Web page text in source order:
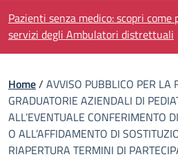
Pazienti senza medico: scopri come
servizi degli Ambulatori distrettuali
Home/ AVVISO PUBBLICO PER LA
GRADUATORIE AZIENDALI DI
ALL’EVENTUALE CONFERIMENTO
O ALL’AFFIDAMENTO DI
RIAPERTURA TERMINI DI